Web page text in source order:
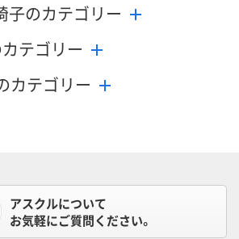
子のカテゴリー
テゴリー
カテゴリー
アスクルについて
お気軽にご質問ください。